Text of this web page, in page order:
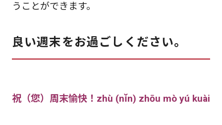
うことができます。
良い週末をお過ごしください。
祝（您）周末愉快！zhù (nǐn) zhōu mò yú kuài